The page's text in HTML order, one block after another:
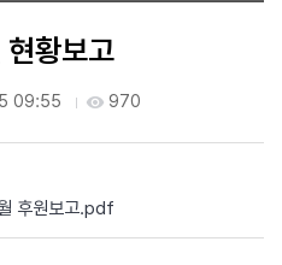
황보고
09:55 visibility 970
후원보고.pdf